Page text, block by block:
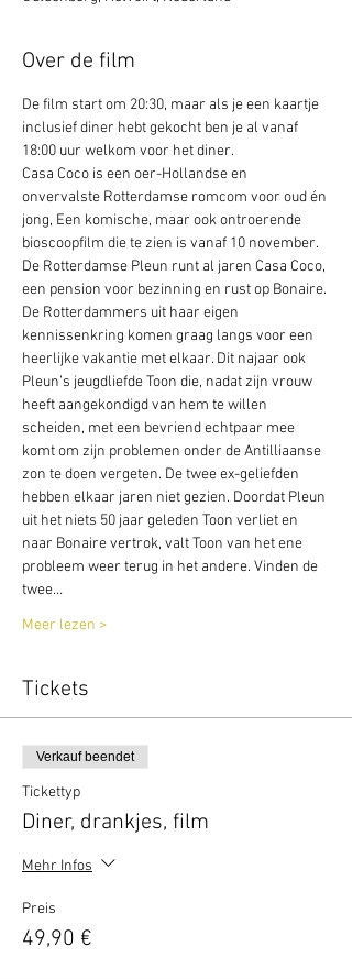
Over de film
De film start om 20:30, maar als je een kaartje
inclusief diner hebt gekocht ben je al vanaf
18:00 uur welkom voor het diner.
Casa Coco is een oer-Hollandse en
onvervalste Rotterdamse romcom voor oud én
jong, Een komische, maar ook ontroerende
bioscoopfilm die te zien is vanaf 10 november.
De Rotterdamse Pleun runt al jaren Casa Coco,
een pension voor bezinning en rust op Bonaire.
De Rotterdammers uit haar eigen
kennissenkring komen graag langs voor een
heerlijke vakantie met elkaar. Dit najaar ook
Pleun’s jeugdliefde Toon die, nadat zijn vrouw
heeft aangekondigd van hem te willen
scheiden, met een bevriend echtpaar mee
komt om zijn problemen onder de Antilliaanse
zon te doen vergeten. De twee ex-geliefden
hebben elkaar jaren niet gezien. Doordat Pleun
uit het niets 50 jaar geleden Toon verliet en
naar Bonaire vertrok, valt Toon van het ene
probleem weer terug in het andere. Vinden de
twee…
Meer lezen >
Tickets
Verkauf beendet
Tickettyp
Diner, drankjes, film
Mehr Infos
Preis
49,90 €